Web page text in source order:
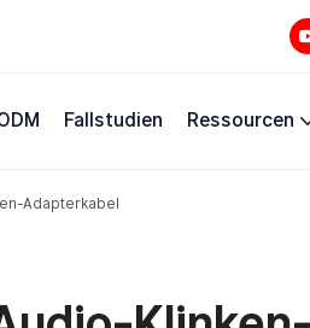
Fallstudien Ressourcen
Adapterkabel